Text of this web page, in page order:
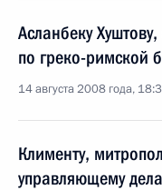
Асланбеку
по греко-римской
14 августа 2008 года,
Клименту,
управляющему